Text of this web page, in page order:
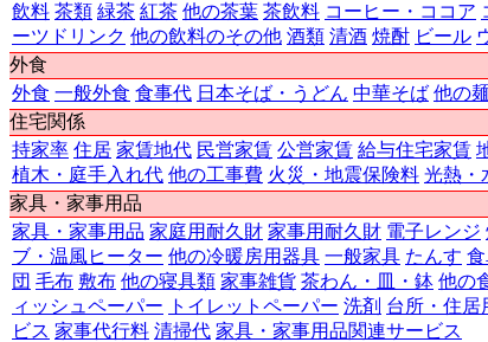
飲料 茶類 緑茶 紅茶 他の茶葉 茶飲料 コーヒー・ココア
ーツドリンク 他の飲料のその他 酒類 清酒 焼酎 ビール
外食
外食 一般外食 食事代 日本そば・うどん 中華そば 他の
住宅関係
持家率 住居 家賃地代 民営家賃 公営家賃 給与住宅家賃
植木・庭手入れ代 他の工事費 火災・地震保険料 光熱・
家具・家事用品
家具・家事用品 家庭用耐久財 家事用耐久財 電子レンジ
ブ・温風ヒーター 他の冷暖房用器具 一般家具 たんす 食
団 毛布 敷布 他の寝具類 家事雑貨 茶わん・皿・鉢 他の
ィッシュペーパー
トイレットペーパー 洗剤 台所・住居
ビス 家事代行料 清掃代 家具・家事用品関連サービス